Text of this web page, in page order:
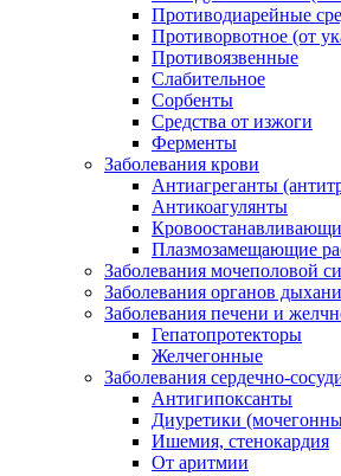
Противодиарейные
Противорвотное (от
Противоязвенные
Слабительное
Сорбенты
Средства от изжоги
Ферменты
Заболевания крови
Антиагреганты
Антикоагулянты
Плазмозамещающие
Заболевания мочеполовой
Заболевания органов
Заболевания печени и
Гепатопротекторы
Желчегонные
Заболевания сердечно-
Антигипоксанты
Диуретики
Ишемия, стенокардия
От аритмии